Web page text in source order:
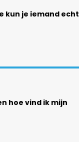
kun je iemand echt
hoe vind ik mijn